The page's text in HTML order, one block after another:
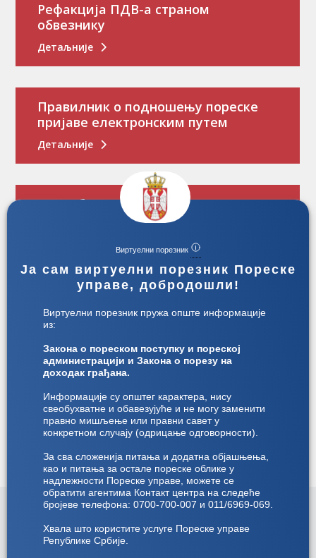
Рефакција ПДВ-а страном
обвезнику
Детаљније
Правилник о подношењу пореске
пријаве електронским путем
Детаљније
Потребно вам је пореско уверење?
пореске пријаве о обрачунатом
годишњем порезу на доходак
грађанa
Детаљније
Виртуелни порезник
Ја сам виртуелни порезник Пореске
управе, добродошли!
Виртуелни порезник пружа опште информације
из:
Закона о пореском поступку и пореској
администрацији и Закона о порезу на
доходак грађана.
Информације су општег карактера, нису
свеобухватне и обавезујуће и не могу заменити
правно мишљење или правни савет у
конкретном случају (одрицање одговорности).
За сва сложенија питања и додатна објашњења,
као и питања за остале пореске облике у
надлежности Пореске управе, можете се
обратити агентима Контакт центра на следеће
бројеве телефона: 0700-700-007 и 011/6969-069.
Хвала што користите услуге Пореске управе
Републике Србије.Министарство финансија